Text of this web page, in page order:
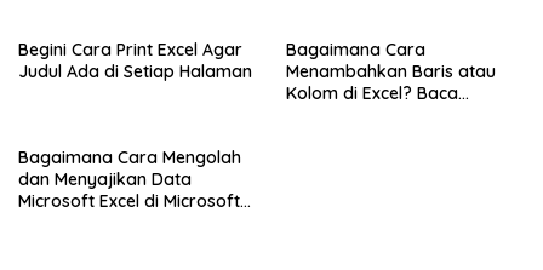
Begini Cara Print Excel Agar
Judul Ada di Setiap Halaman
Bagaimana Cara
Menambahkan Baris atau
Kolom di Excel? Baca
Bagaimana Cara Mengolah
dan Menyajikan Data
Microsoft Excel di Microsoft